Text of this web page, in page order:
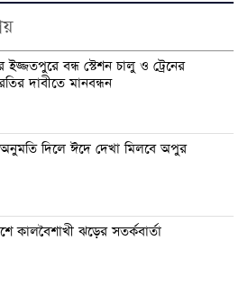
ইজ্জতপুরে বন্ধ স্টেশন চালু ও ট্রেনের
দাবীতে মানবন্ধন
দিলে ঈদে দেখা মিলবে অপুর
কালবৈশাখী ঝড়ের সতর্কবার্তা